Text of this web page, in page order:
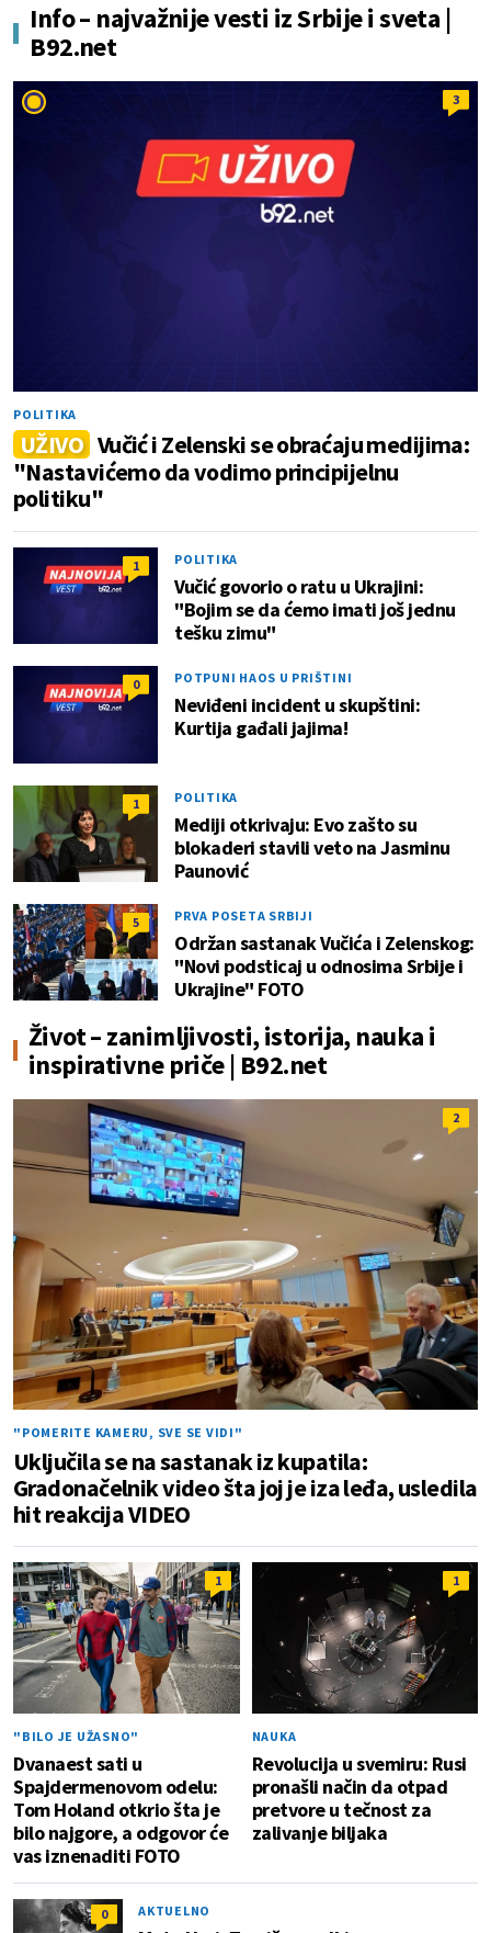
Info – najvažnije vesti iz Srbije i sveta |
B92.net
3
POLITIKA
UŽIVO Vučić i Zelenski se obraćaju medijima:
"Nastavićemo da vodimo principijelnu
politiku"
1 POLITIKA
Vučić govorio o ratu u Ukrajini:
"Bojim se da ćemo imati još jednu
tešku zimu"
0 POTPUNI HAOS U PRIŠTINI
Neviđeni incident u skupštini:
Kurtija gađali jajima!
1 POLITIKA
Mediji otkrivaju: Evo zašto su
blokaderi stavili veto na Jasminu
Paunović
5 PRVA POSETA SRBIJI
Održan sastanak Vučića i Zelenskog:
"Novi podsticaj u odnosima Srbije i
Ukrajine" FOTO
Život – zanimljivosti, istorija, nauka i
inspirativne priče | B92.net
2
"POMERITE KAMERU, SVE SE VIDI"
Uključila se na sastanak iz kupatila:
Gradonačelnik video šta joj je iza leđa, usledila
hit reakcija VIDEO
1
"BILO JE UŽASNO"
Dvanaest sati u
Spajdermenovom odelu:
Tom Holand otkrio šta je
bilo najgore, a odgovor će
vas iznenaditi FOTO
1
NAUKA
Revolucija u svemiru: Rusi
pronašli način da otpad
pretvore u tečnost za
zalivanje biljaka
0 AKTUELNO